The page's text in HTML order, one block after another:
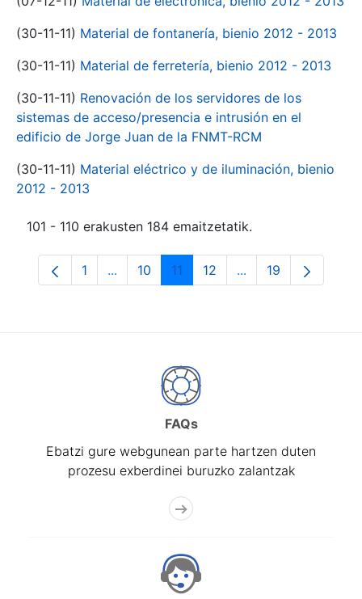
(30-11-11) Material de fontanería, bienio 2012 - 2013
(30-11-11) Material de ferretería, bienio 2012 - 2013
(30-11-11) Renovación de los servidores de los
sistemas de acceso/presencia e intrusión en el
edificio de Jorge Juan de la FNMT-RCM
(30-11-11) Material eléctrico y de iluminación, bienio
2012 - 2013
101 - 110 erakusten 184 emaitzetatik.
Orrialdea
1 ...Intermediate Pages Use TAB to navigate.
Orrialdea
10 Orrialdea
11 Orrialdea
12 ...Intermediate
Orrialdea
19
FAQs
Ebatzi gure webgunean parte hartzen duten
prozesu exberdinei buruzko zalantzak